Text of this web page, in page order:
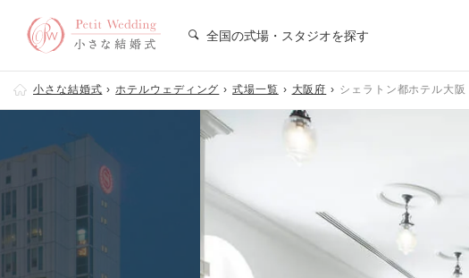
全国の式場・スタジオを探す
小さな結婚式 ホテルウェディング 式場一覧 大阪府 シェラトン都ホテル大阪